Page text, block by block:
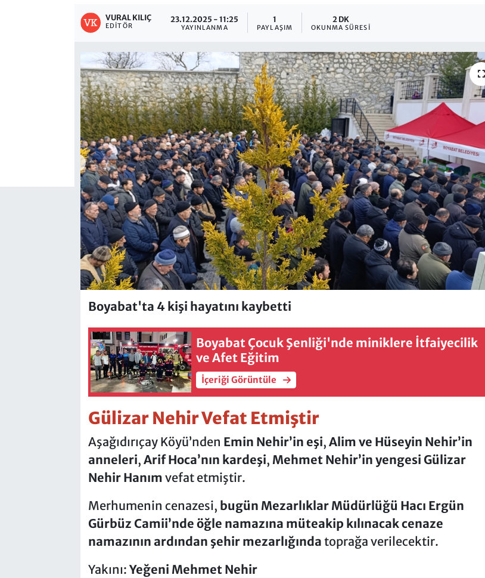
VURAL KILIÇ
EDITÖR
23.12.2025 - 11:25
YAYINLANMA
1
PAYLAŞIM
2 DK
OKUNMA SÜRESI
Boyabat'ta 4 kişi hayatını kaybetti
Boyabat Çocuk Şenliği'nde miniklere İtfaiyecilik
ve Afet Eğitim
İçeriği Görüntüle
Gülizar Nehir Vefat Etmiştir
Aşağıdırıçay Köyü’nden Emin Nehir’in eşi, Alim ve Hüseyin Nehir’in
anneleri, Arif Hoca’nın kardeşi, Mehmet Nehir’in yengesi Gülizar
Nehir Hanım vefat etmiştir.
Merhumenin cenazesi, bugün Mezarlıklar Müdürlüğü Hacı Ergün
Gürbüz Camii’nde öğle namazına müteakip kılınacak cenaze
namazının ardından şehir mezarlığında toprağa verilecektir.
Yakını: Yeğeni Mehmet Nehir